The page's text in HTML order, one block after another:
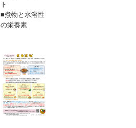
ト
■煮物と水溶性
の栄養素